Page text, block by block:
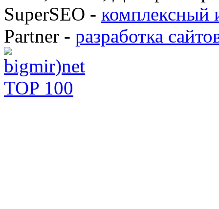
SuperSEO - комплексный
Partner - разработка